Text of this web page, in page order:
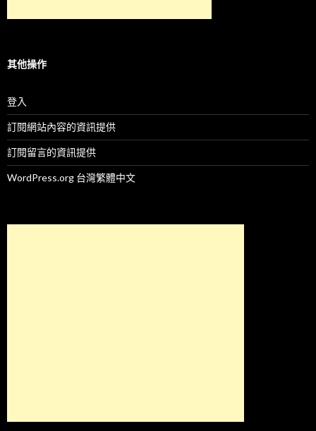
其他操作
登入
訂閱網站內容的資訊提供
訂閱留言的資訊提供
WordPress.org 台灣繁體中文